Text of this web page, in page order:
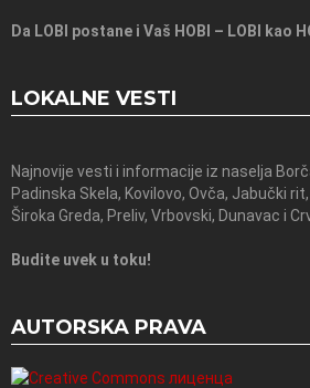
Da LOBI postane i Vaš HOBI – LOBI kao
LOKALNE VESTI
Najnovije vesti i informacije iz naselja
Padinska Skela, Kovilovo, Ovča, Jabučki
Široka Greda, Preliv, Vrbovski, Dunavac i
Budite uvek u toku!
AUTORSKA PRAVA